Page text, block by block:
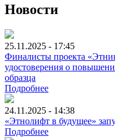
Новости
25.11.2025 - 17:45
Финалисты проекта
удостоверения о
образца
Подробнее
24.11.2025 - 14:38
«Этнолифт в будущее»
Подробнее